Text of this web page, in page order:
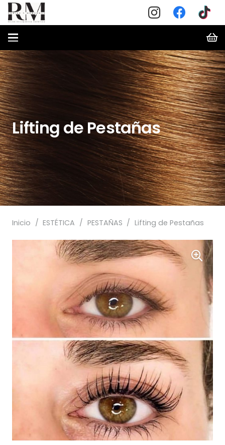
Lifting de Pestañas
Inicio / ESTÉTICA / PESTAÑAS / Lifting de Pestañas